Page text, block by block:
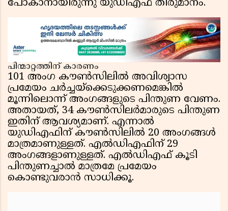
പോകാനായിരുന്നു യുഡിഎഫ് തീരുമാനം.
പിന്മാറ്റത്തിന് കാരണം
101 അംഗ കൗൺസിലിൽ അവിശ്വാസ
പ്രമേയം ചർച്ചയ്ക്കെടുക്കണമെങ്കിൽ
മൂന്നിലൊന്ന് അംഗങ്ങളുടെ പിന്തുണ വേണം.
അതായത്, 34 കൗൺസിലർമാരുടെ പിന്തുണ
ഇതിന് ആവശ്യമാണ്. എന്നാൽ
യുഡിഎഫിന് കൗൺസിലിൽ 20 അംഗങ്ങൾ
മാത്രമാണുള്ളത്. എൽഡിഎഫിന് 29
അംഗങ്ങളാണുള്ളത്. എൽഡിഎഫ് കൂടി
പിന്തുണച്ചാൽ മാത്രമേ പ്രമേയം
കൊണ്ടുവരാൻ സാധിക്കൂ.